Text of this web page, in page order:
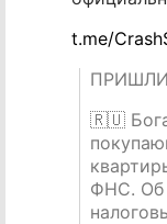
t.me/
🇷🇺
ФНС. Об